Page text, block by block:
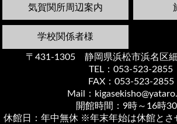
気賀関所周辺案内
学校関係者様
〒431-1305 静岡県浜松市浜名区
TEL：053-523-2855
FAX：053-523-2855
Mail：
開館時間：9時～16時
休館日：年中無休 ※年末年始は休館とさ